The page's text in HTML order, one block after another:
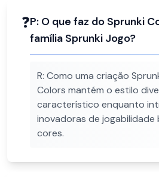
❓P: O que faz do Sprunki
família Sprunki Jogo?
R: Como uma criação
Colors mantém o estilo
característico enquanto
inovadoras de jogabilidade
cores.